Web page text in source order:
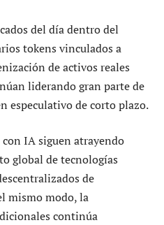
del día dentro del
tokens vinculados a
de activos reales
liderando gran parte de
especulativo de corto plazo.
IA siguen atrayendo
global de tecnologías
de
mismo modo, la
continúa